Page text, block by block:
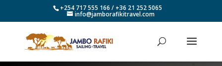
+254 717 555 166 / +36 21 252 5065
info@jamborafikitravel.com